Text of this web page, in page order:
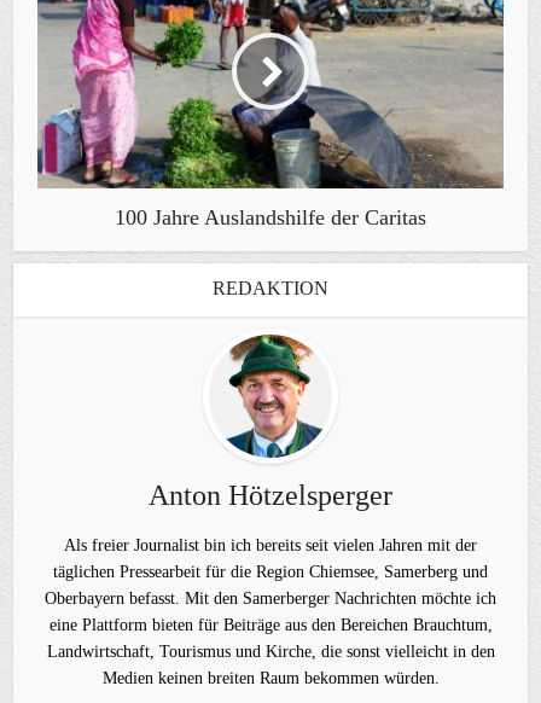
100 Jahre Auslandshilfe der Caritas
REDAKTION
Anton Hötzelsperger
Als freier Journalist bin ich bereits seit vielen Jahren mit der
täglichen Pressearbeit für die Region Chiemsee, Samerberg und
Oberbayern befasst. Mit den Samerberger Nachrichten möchte ich
eine Plattform bieten für Beiträge aus den Bereichen Brauchtum,
Landwirtschaft, Tourismus und Kirche, die sonst vielleicht in den
Medien keinen breiten Raum bekommen würden.